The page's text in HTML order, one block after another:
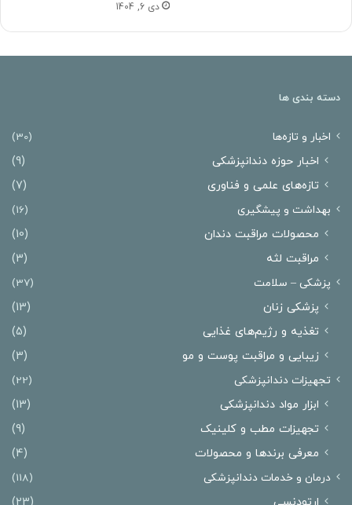
دی 6, 1404
دسته بندی ها
اخبار و تازه‌ها (30)
اخبار حوزه دندانپزشکی
(9)
تازه‌های علمی و فناوری
(7)
بهداشت و پیشگیری (16)
محصولات مراقبت دندان
(10)
مراقبت لثه
(3)
پزشکی – سلامت (37)
پزشکی زنان
(13)
تغذیه و رژیم‌های غذایی
(5)
زیبایی و مراقبت پوست و مو
(3)
تجهیزات دندانپزشکی (22)
ابزار مواد دندانپزشکی
(13)
تجهیزات مطب و کلینیک
(9)
معرفی برندها و محصولات
(4)
درمان‌ و خدمات دندانپزشکی (118)